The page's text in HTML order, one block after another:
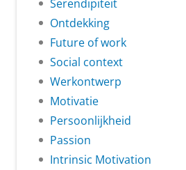
Serendipiteit
Ontdekking
Future of work
Social context
Werkontwerp
Motivatie
Persoonlijkheid
Passion
Intrinsic Motivation